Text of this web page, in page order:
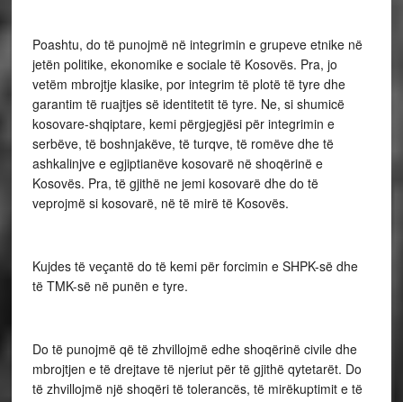
Poashtu, do të punojmë në integrimin e grupeve etnike në
jetën politike, ekonomike e sociale të Kosovës. Pra, jo
vetëm mbrojtje klasike, por integrim të plotë të tyre dhe
garantim të ruajtjes së identitetit të tyre. Ne, si shumicë
kosovare-shqiptare, kemi përgjegjësi për integrimin e
serbëve, të boshnjakëve, të turqve, të romëve dhe të
ashkalinjve e egjiptianëve kosovarë në shoqërinë e
Kosovës. Pra, të gjithë ne jemi kosovarë dhe do të
veprojmë si kosovarë, në të mirë të Kosovës.
Kujdes të veçantë do të kemi për forcimin e SHPK-së dhe
të TMK-së në punën e tyre.
Do të punojmë që të zhvillojmë edhe shoqërinë civile dhe
mbrojtjen e të drejtave të njeriut për të gjithë qytetarët. Do
të zhvillojmë një shoqëri të tolerancës, të mirëkuptimit e të